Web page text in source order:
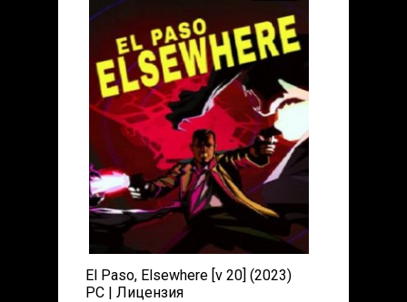
El Paso, Elsewhere [v 20] (2023)
PC | Лицензия